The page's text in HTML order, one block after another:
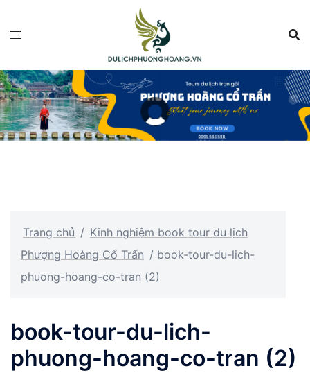
đến
dung
Trang chủ / Kinh nghiệm book tour du lịch
Phượng Hoàng Cổ Trấn / book-tour-du-lich-
phuong-hoang-co-tran (2)
book-tour-du-lich-
phuong-hoang-co-tran (2)